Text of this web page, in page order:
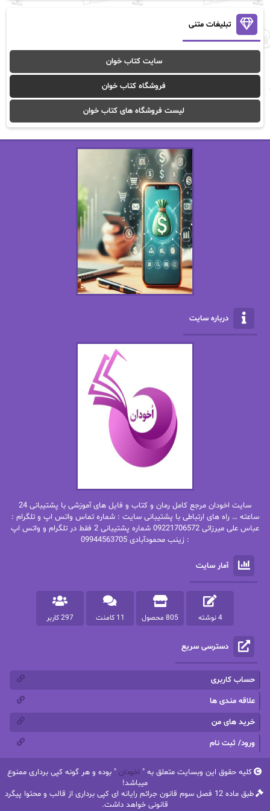
آنالیا
آوا موسوی آیدا (Aixi)
آیدا باقری آیسان صادقی
ا_اصغر زاده ا_اصغرزاده
اریک مورگنشترن از نیلوفر لاری
اصغر زاده
اکرم محمدی
الف صاد
الکساندر دوما
الناز پاکپور‌
الناز محمدی
امیر فرهی
باران
بهار سلطانی
بهاره شیرازی
بهاره.م
بیتا فرخی
پاتریشیا ویلسون پرتو فرهمند
پرستو اسحقی
پرستو مهاجر
پرهام رسولی
پروانه قدیمی پروانه محمدی
پریسا شکور(طوفان خاموش)
پنلوپه وارد
تاران
ترنم.25
ثمین سرابی جان فاولز
جرج.آر.آر.مارتین
تبلیغات متنی
سایت کتاب خوان
فروشگاه کتاب خوان
لیست فروشگاه های کتاب خوان
درباره سایت
سایت اخودان مرجع کامل رمان و کتاب و فایل های آموزشی با پشتیبانی 24
ساعته … راه های ارتباطی با پشتیبانی سایت : شماره تماس واتس اپ و تلگرام :
عباس علی میرزائی 09221706572 شماره پشتیبانی 2 فقط در تلگرام و واتس اپ
: زینب محمودآبادی 09944563705
آمار سایت
4 نوشته 805 محصول 11 کامنت 297 کاربر
دسترسی سریع
حساب کاربری
علاقه مندی ها
خرید های من
ورود/ ثبت نام
کلیه حقوق این وبسایت متعلق به " اخودان " بوده و هر گونه کپی برداری ممنوع
میباشد!
طبق ماده 12 فصل سوم قانون جرائم رایانه ای کپی برداری از قالب و محتوا پیگرد
قانونی خواهد داشت.